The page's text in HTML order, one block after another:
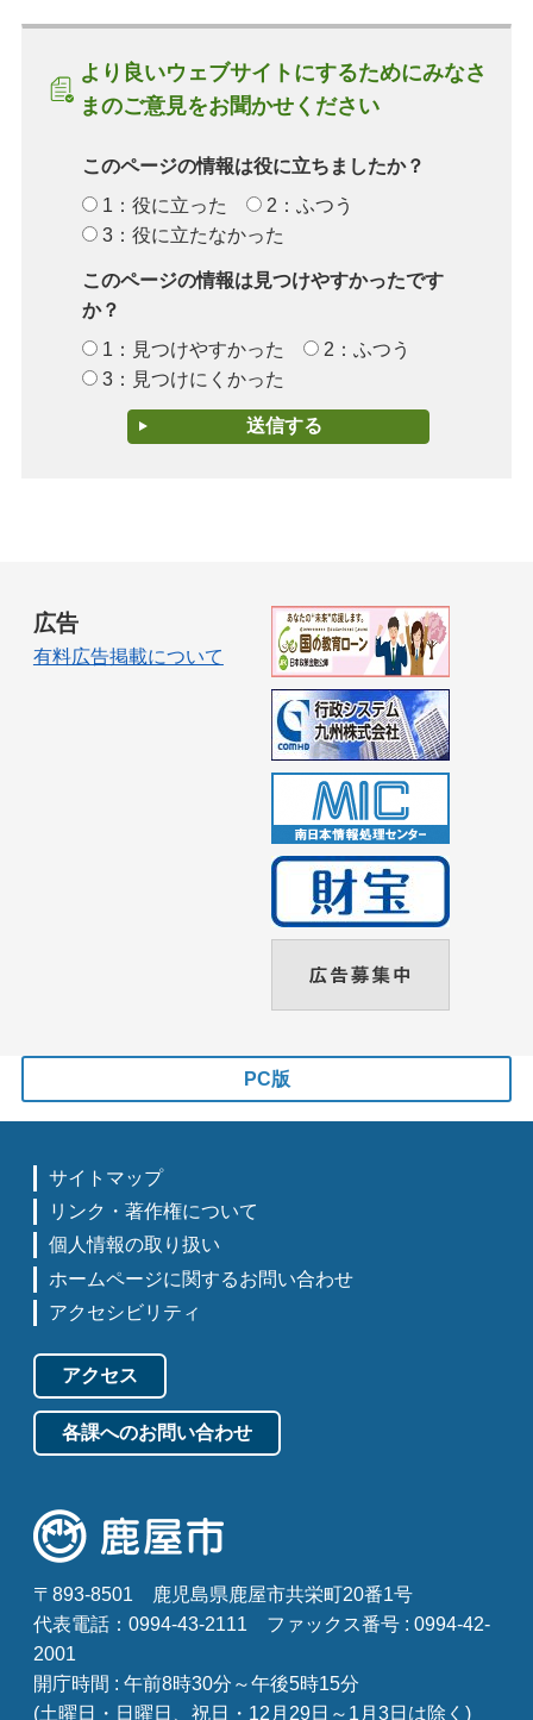
より良いウェブサイトにするためにみなさ
まのご意見をお聞かせください
このページの情報は役に立ちましたか？
1：役に立った
2：ふつう
3：役に立たなかった
このページの情報は見つけやすかったです
か？
1：見つけやすかった
2：ふつう
3：見つけにくかった
広告
有料広告掲載について
PC版
サイトマップ
リンク・著作権について
個人情報の取り扱い
ホームページに関するお問い合わせ
アクセシビリティ
アクセス
各課へのお問い合わせ
〒893-8501
鹿児島県鹿屋市共栄町20番1号
代表電話：0994-43-2111
ファックス番号 : 0994-42-
2001
開庁時間 : 午前8時30分～午後5時15分
(土曜日・日曜日、祝日・12月29日～1月3日は除く)